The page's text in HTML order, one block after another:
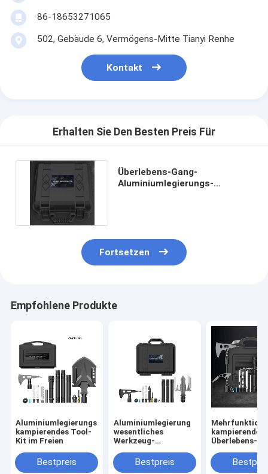
86-18653271065
502, Gebäude 6, Vermögens-Mitte Tianyi Renhe
Kontakt
Erhalten Sie Den Besten Preis Für
Überlebens-Gang-
Aluminiumlegierungs-
Fortsetzen
Empfohlene Produkte
Aluminiumlegierungs-
kampierendes Tool-
Kit im Freien
Bestpreis
Aluminiumlegierung
wesentliches
Werkzeug-
Kit High Carbon
Stainless Steels
Bestpreis
kampierendes
Überlebens-